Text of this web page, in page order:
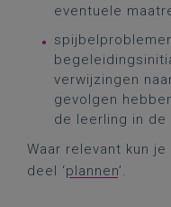
eventuele
verwijzingen
gevolgen
de leerling in de
Waar relevant kun
deel ‘plannen’.